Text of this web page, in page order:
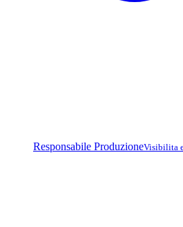
Responsabile ProduzioneVisibilita